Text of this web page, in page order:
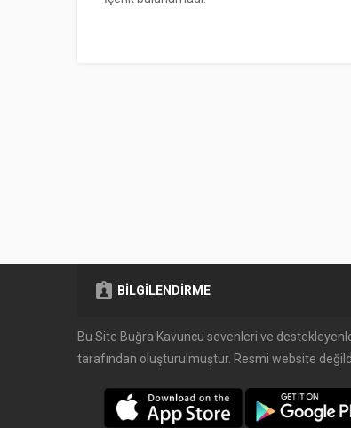
BİLGİLENDİRME
Bu Site Buğra Kavuncu sevenleri ve
tarafından oluşturulmuştur. Resmi website